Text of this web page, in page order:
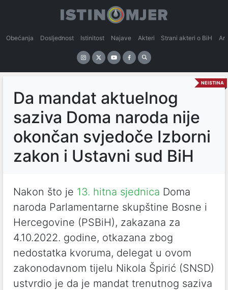
Obećanja Dosljednost Istinitost Najave Akteri Strani akteri o BiH
NEISTINA
Da mandat aktuelnog
saziva Doma naroda nije
okončan svjedoče Izborni
zakon i Ustavni sud BiH
Nakon što je 13. hitna sjednica Doma
naroda Parlamentarne skupštine Bosne i
Hercegovine (PSBiH), zakazana za
4.10.2022. godine, otkazana zbog
nedostatka kvoruma, delegat u ovom
zakonodavnom tijelu Nikola Špirić (SNSD)
ustvrdio je da je mandat trenutnog saziva